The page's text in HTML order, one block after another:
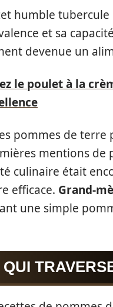
humble
et sa
devenue un
le poulet à la
pommes de terre
mentions de
culinaire était
efficace. Grand-
une simple